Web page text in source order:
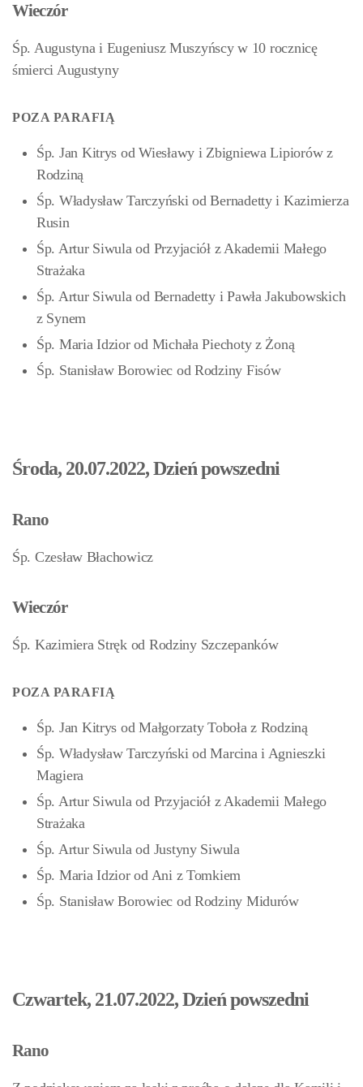
Wieczór
Śp. Augustyna i Eugeniusz Muszyńscy w 10 rocznicę
śmierci Augustyny
POZA PARAFIĄ
Śp. Jan Kitrys od Wiesławy i Zbigniewa Lipiorów z
Rodziną
Śp. Władysław Tarczyński od Bernadetty i Kazimierza
Rusin
Śp. Artur Siwula od Przyjaciół z Akademii Małego
Strażaka
Śp. Artur Siwula od Bernadetty i Pawła Jakubowskich
z Synem
Śp. Maria Idzior od Michała Piechoty z Żoną
Śp. Stanisław Borowiec od Rodziny Fisów
Środa, 20.07.2022, Dzień powszedni
Rano
Śp. Czesław Błachowicz
Wieczór
Śp. Kazimiera Stręk od Rodziny Szczepanków
POZA PARAFIĄ
Śp. Jan Kitrys od Małgorzaty Toboła z Rodziną
Śp. Władysław Tarczyński od Marcina i Agnieszki
Magiera
Śp. Artur Siwula od Przyjaciół z Akademii Małego
Strażaka
Śp. Artur Siwula od Justyny Siwula
Śp. Maria Idzior od Ani z Tomkiem
Śp. Stanisław Borowiec od Rodziny Midurów
Czwartek, 21.07.2022, Dzień powszedni
Rano